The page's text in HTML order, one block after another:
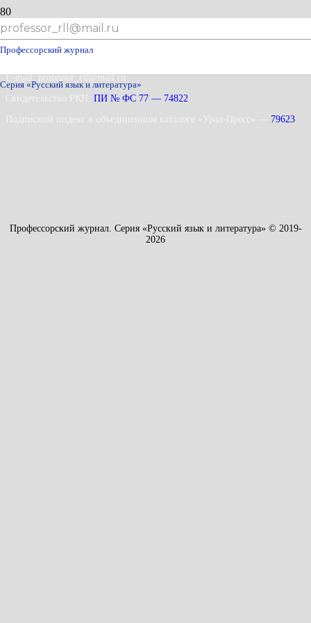
professor_rll@mail.ru
Профессорский журнал
Серия «Русский язык и литература»
Адрес: 115035 г. Москва,
E-mail: professor_rll@mail.ru
Свидетельство РКН: ПИ № ФС 77 — 74822
Подписной индекс в объединенном каталоге «Урал-Пресс» — 79623
Профессорский журнал. Серия «Русский язык и литература» © 2019-
2026